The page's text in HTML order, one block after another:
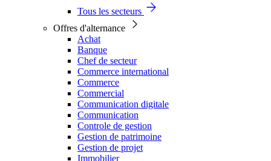
Tous les secteurs
Offres d'alternance
Achat
Banque
Chef de secteur
Commerce international
Commerce
Commercial
Communication digitale
Communication
Controle de gestion
Gestion de patrimoine
Gestion de projet
Immobilier